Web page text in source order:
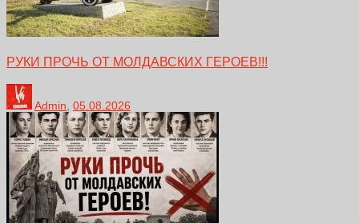
РУКИ ПРОЧЬ ОТ МОЛДАВСКИХ ГЕРОЕВ!!!
Admin 05.08.2026